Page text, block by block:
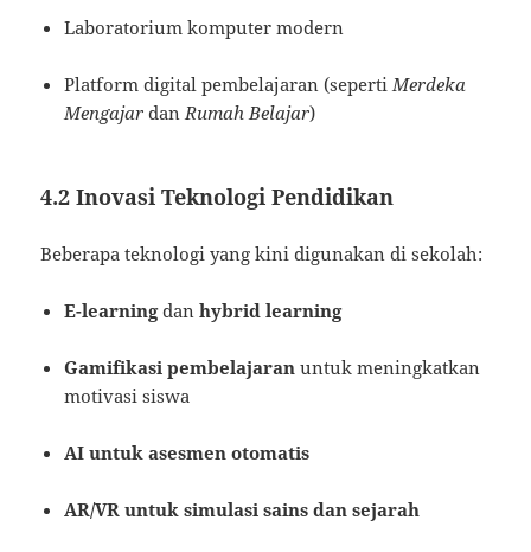
Laboratorium komputer modern
Platform digital pembelajaran (seperti Merdeka
Mengajar dan Rumah Belajar)
4.2 Inovasi Teknologi Pendidikan
Beberapa teknologi yang kini digunakan di sekolah:
E-learningdanhybrid learning
Gamifikasi pembelajaran untuk meningkatkan
motivasi siswa
AI untuk asesmen otomatis
AR/VR untuk simulasi sains dan sejarah